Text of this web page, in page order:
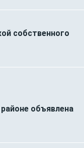
собственного
объявлена